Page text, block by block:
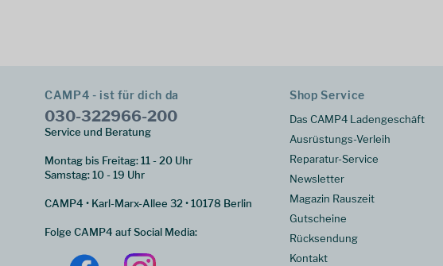
CAMP4 - ist für dich da
030-322966-200
Service und Beratung
Montag bis Freitag: 11 - 20 Uhr
Samstag: 10 - 19 Uhr
CAMP4 • Karl-Marx-Allee 32 • 10178 Berlin
Folge CAMP4 auf Social Media:
Shop Service
Das CAMP4 Ladengeschäft
Ausrüstungs-Verleih
Reparatur-Service
Newsletter
Magazin Rauszeit
Gutscheine
Rücksendung
Kontakt